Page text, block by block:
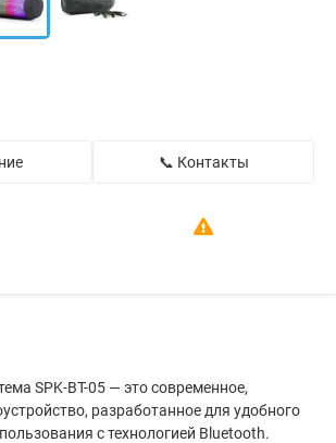
📞 Контакты
SPK-BT-05 — это современное,
разработанное для удобного
с технологией Bluetooth.